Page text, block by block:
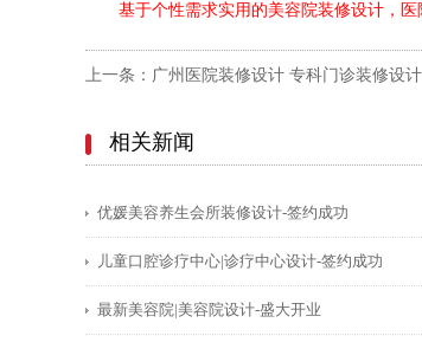
基于个性需求实用的美容院装修设计，
上一条：广州医院装修设计 专科门诊装修设
相关新闻
优媛美容养生会所装修设计-签约成功
儿童口腔诊疗中心|诊疗中心设计-签约成功
最新美容院|美容院设计-盛大开业